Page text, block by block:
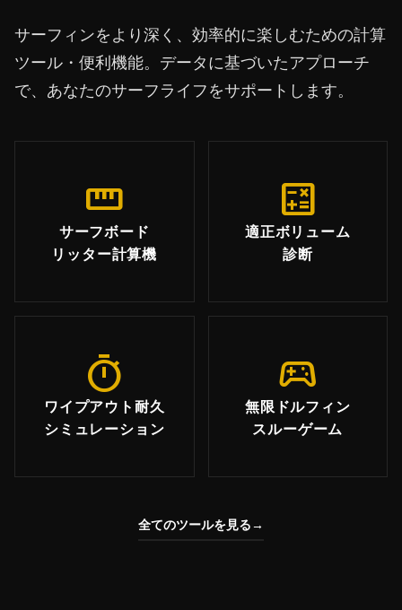
サーフィンをより深く、効率的に楽しむための計算
ツール・便利機能。データに基づいたアプローチ
で、あなたのサーフライフをサポートします。
straighten
サーフボード
リッター計算機
calculate
適正ボリューム
診断
timer
ワイプアウト耐久
シミュレーション
sports_esports
無限ドルフィン
スルーゲーム
全てのツールを見る→